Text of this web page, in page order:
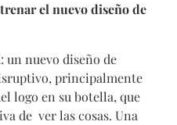
el nuevo diseño de
un nuevo diseño de
principalmente
logo en su botella, que
de ver las cosas. Una